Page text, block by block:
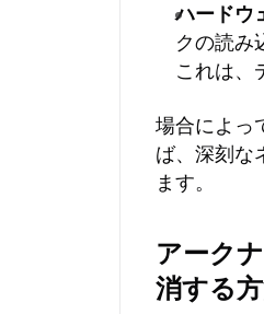
ハードウ
クの読み
これは、
場合によっ
ば、深刻な
ます。
アーク
消する